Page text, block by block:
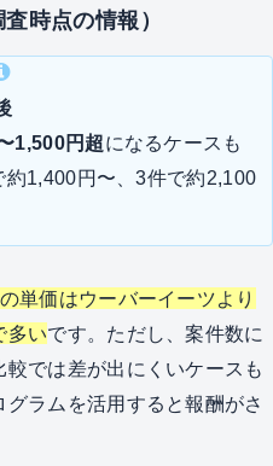
時点の情報）
1,500円超になるケースも
約1,400円〜、3件で約2,100
単価はウーバーイーツより
多いです。ただし、案件数に
では差が出にくいケースも
ラムを活用すると報酬がさ